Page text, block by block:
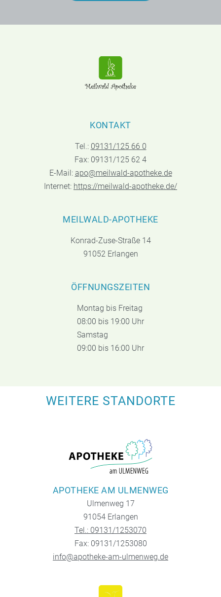
KONTAKT
Tel.: 09131/125 66 0
Fax: 09131/125 62 4
E-Mail: apo@meilwald-apotheke.de
Internet: https://meilwald-apotheke.de/
MEILWALD-APOTHEKE
Konrad-Zuse-Straße 14
91052 Erlangen
ÖFFNUNGSZEITEN
Montag bis Freitag
08:00 bis 19:00 Uhr
Samstag
09:00 bis 16:00 Uhr
WEITERE STANDORTE
APOTHEKE AM ULMENWEG
Ulmenweg 17
91054 Erlangen
Tel.: 09131/1253070
Fax: 09131/1253080
info@apotheke-am-ulmenweg.de